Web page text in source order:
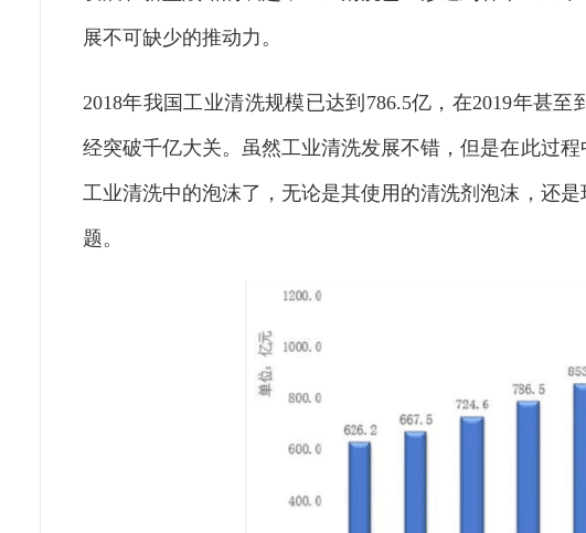
展不可缺少的推动力。
2018年我国工业清洗规模已达到786.5亿，在2019年甚至
经突破千亿大关。虽然工业清洗发展不错，但是在此过
工业清洗中的泡沫了，无论是其使用的清洗剂泡沫，还
题。